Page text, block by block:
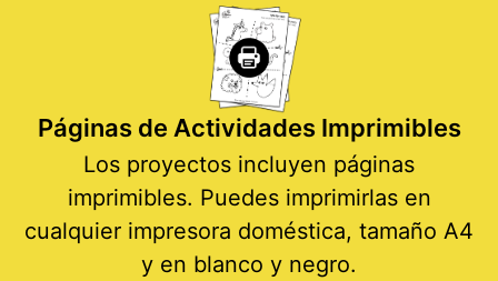
Páginas de Actividades Imprimibles
Los proyectos incluyen páginas
imprimibles. Puedes imprimirlas en
cualquier impresora doméstica, tamaño A4
y en blanco y negro.